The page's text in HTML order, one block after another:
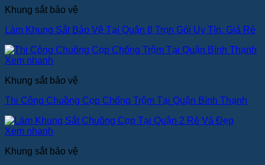
Khung sắt bảo vệ
Làm Khung Sắt Bảo Vệ Tại Quận 8 Trọn Gói Uy Tín, Giá Rẻ
Xem nhanh
Khung sắt bảo vệ
Thi Công Chuồng Cọp Chống Trộm Tại Quận Bình Thạnh
Xem nhanh
Khung sắt bảo vệ